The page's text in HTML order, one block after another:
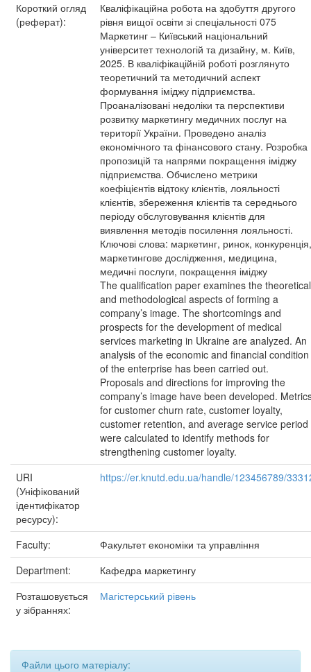
Короткий огляд
(реферат):
Кваліфікаційна робота на здобуття другого
рівня вищої освіти зі спеціальності 075
Маркетинг – Київський національний
університет технологій та дизайну, м. Київ,
2025. В кваліфікаційній роботі розглянуто
теоретичний та методичний аспект
формування іміджу підприємства.
Проаналізовані недоліки та перспективи
розвитку маркетингу медичних послуг на
території України. Проведено аналіз
економічного та фінансового стану. Розробка
пропозицій та напрями покращення іміджу
підприємства. Обчислено метрики
коефіцієнтів відтоку клієнтів, лояльності
клієнтів, збереження клієнтів та середнього
періоду обслуговування клієнтів для
виявлення методів посилення лояльності.
Ключові слова: маркетинг, ринок, конкуренція,
маркетингове дослідження, медицина,
медичні послуги, покращення іміджу
The qualification paper examines the theoretical
and methodological aspects of forming a
company’s image. The shortcomings and
prospects for the development of medical
services marketing in Ukraine are analyzed. An
analysis of the economic and financial condition
of the enterprise has been carried out.
Proposals and directions for improving the
company’s image have been developed.
for customer churn rate, customer loyalty,
customer retention, and average service period
were calculated to identify methods for
strengthening customer loyalty.
URI
(Уніфікований
ідентифікатор
ресурсу):
https://er.knutd.edu.ua/handle/123456789/
Faculty:
Факультет економіки та управління
Department:
Кафедра маркетингу
Розташовується
у зібраннях:
Магістерський рівень
Файли цього матеріалу: